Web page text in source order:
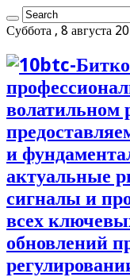
Суббота , 8 августа
и
актуальные
сигналы и
всех
обновлений